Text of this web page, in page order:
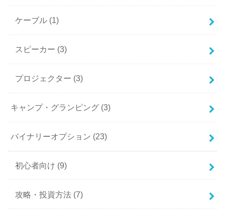
ケーブル (1)
スピーカー (3)
プロジェクター (3)
キャンプ・グランピング (3)
バイナリーオプション (23)
初心者向け (9)
攻略・投資方法 (7)